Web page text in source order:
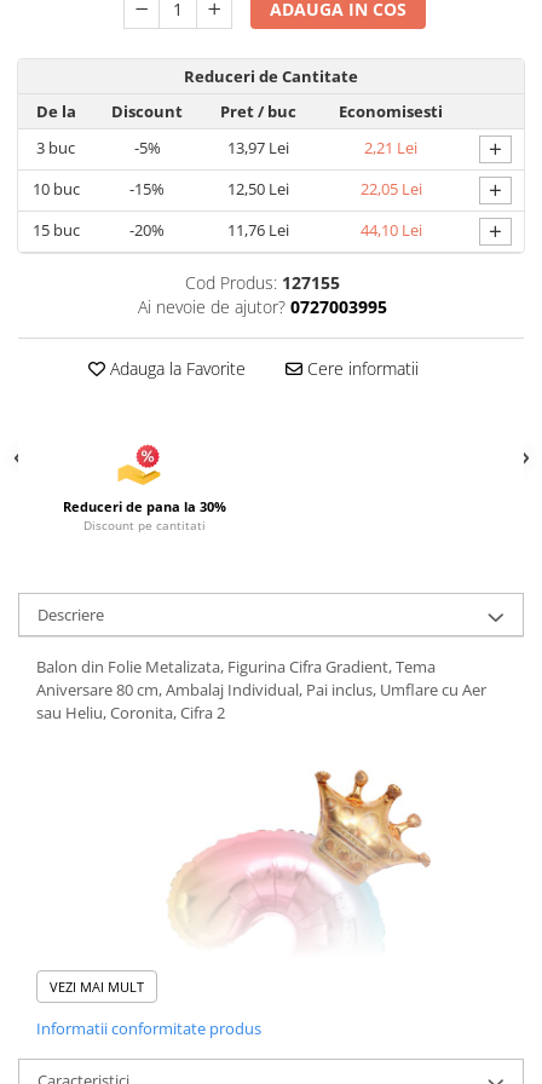
Articole pentru Iluminat
Lampi de veghe
Articole si, Echipamente pentru
Transport şi Ridicat
Pelerine, Umbrele si Accesorii
Videoproiectoare
ADAUGA IN COS
Reduceri de Cantitate
De la
Discount Pret/ buc
Economisesti
3 buc -5% 13,97 Lei 2,21 Lei +
10buc -15% 12,50 Lei 22,05 Lei +
15buc -20% 11,76 Lei 44,10 Lei +
Cod Produs: 127155
Ai nevoie de ajutor? 0727003995
Adauga la Favorite Cere informatii
Reduceri de pana la 30%
Discount pe cantitati
Descriere
Balon din Folie Metalizata, Figurina Cifra Gradient, Tema
Aniversare 80 cm, Ambalaj Individual, Pai inclus, Umflare cu Aer
sau Heliu, Coronita, Cifra 2
VEZI MAI MULT
Informatii conformitate produs